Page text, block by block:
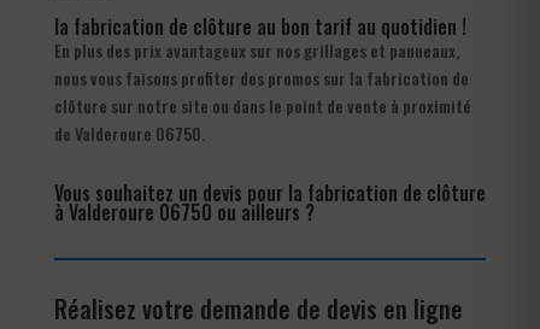
la fabrication de clôture au bon tarif au quotidien !
En plus des prix avantageux sur nos grillages et panneaux,
nous vous faisons profiter des promos sur la fabrication de
clôture sur notre site ou dans le point de vente à proximité
de Valderoure 06750.
Vous souhaitez un devis pour la fabrication de clôture
à Valderoure 06750 ou ailleurs ?
Réalisez votre demande de devis en ligne